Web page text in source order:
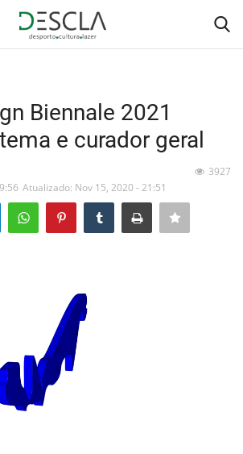
Biennale 2021
e curador geral
Atualizado: Nov 15, 2020 - 21:51
3927